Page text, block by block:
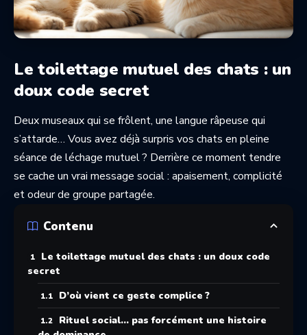
Le toilettage mutuel des chats : un
doux code secret
Deux museaux qui se frôlent, une langue râpeuse qui
s’attarde… Vous avez déjà surpris vos chats en pleine
séance de léchage mutuel ? Derrière ce moment tendre
se cache un vrai message social : apaisement, complicité
et odeur de groupe partagée.
Contenu
Le toilettage mutuel des chats : un doux code
secret
D’où vient ce geste complice ?
Rituel social… pas forcément une histoire